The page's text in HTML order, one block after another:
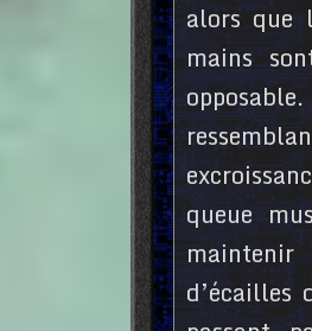
alors que
mains
queue